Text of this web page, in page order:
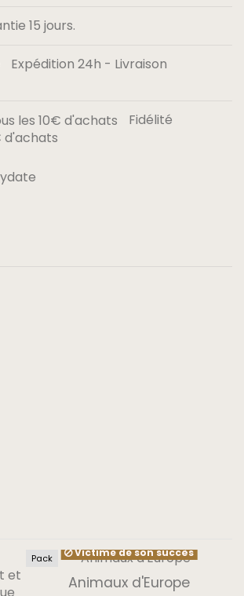
15 jours.
Expédition 24h - Livraison
Fidélité
d'achats
Pack Victime de son succès
Animaux d'Europe